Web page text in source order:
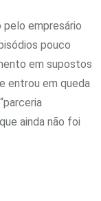
pelo empresário
pouco
em supostos
entrou em queda
ainda não foi